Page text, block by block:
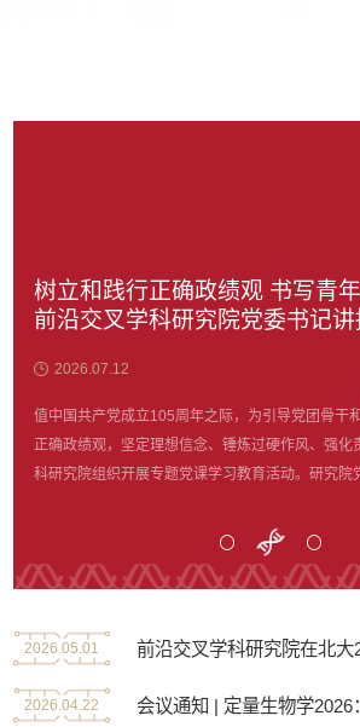
期，
树立和践行正确政绩观 书写青
前沿交叉学科研究院党委书记
2026.07.12
值中国共产党成立105周年之际，为引导党团骨干
正确政绩观，坚定理想信念、锤炼过硬作风、强化
科研究院组织开展专题党课学习教育活动。研究院
姝、团委书记许可以及40余名学生参加课程学习。
生集体学习了全国党建工作座谈会精神，深入领会
将其作为当前和今后一个时期的首要政治学习任务
2026.05.01 前沿交叉学科研究院在北大2026年
2026.04.22 会议通知 | 定量生物学2026：系统与物理生物学（Quantitative